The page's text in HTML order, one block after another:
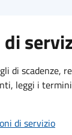
di scadenze,
leggi i
di servizio